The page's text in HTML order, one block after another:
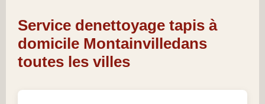
Service denettoyage tapis à
domicile Montainvilledans
toutes les villes